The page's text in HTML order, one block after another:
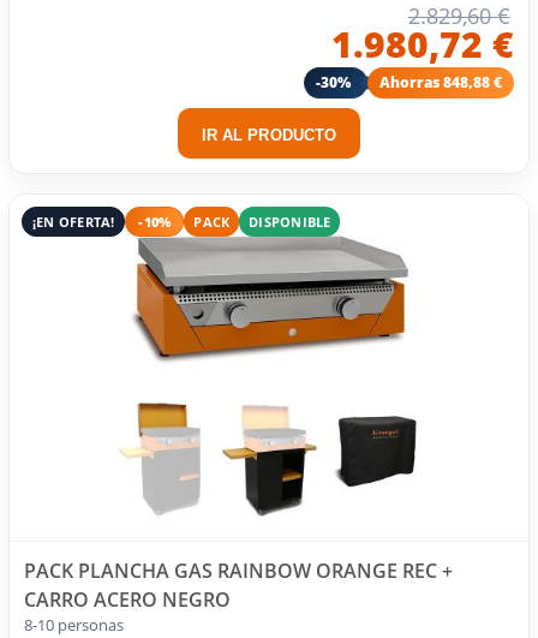
2.829,60 €
1.980,72 €
-30% Ahorras 848,88 €
IR AL PRODUCTO
¡EN OFERTA! -10% PACK DISPONIBLE
PACK PLANCHA GAS RAINBOW ORANGE REC +
CARRO ACERO NEGRO
8-10 personas